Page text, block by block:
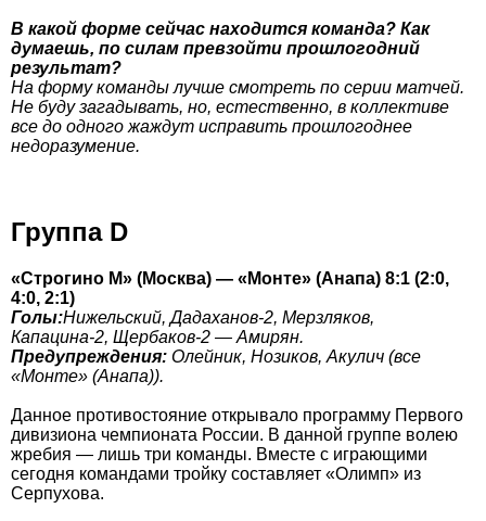
В какой форме сейчас находится команда? Как
думаешь, по силам превзойти прошлогодний
результат?
На форму команды лучше смотреть по серии матчей.
Не буду загадывать, но, естественно, в коллективе
все до одного жаждут исправить прошлогоднее
недоразумение.
Группа D
«Строгино М» (Москва) — «Монте» (Анапа) 8:1 (2:0,
4:0, 2:1)
Голы:Нижельский, Дадаханов-2, Мерзляков,
Капацина-2, Щербаков-2 — Амирян.
Предупреждения: Олейник, Нозиков, Акулич (все
«Монте» (Анапа)).
Данное противостояние открывало программу Первого
дивизиона чемпионата России. В данной группе волею
жребия — лишь три команды. Вместе с играющими
сегодня командами тройку составляет «Олимп» из
Серпухова.